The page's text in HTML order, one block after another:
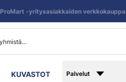
KUVASTOT Palvelut
ProMart -yritysasiakkaiden verkkokauppa|